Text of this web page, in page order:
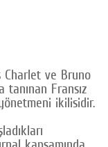
Charlet ve Bruno
Fransız
ikilisidir.